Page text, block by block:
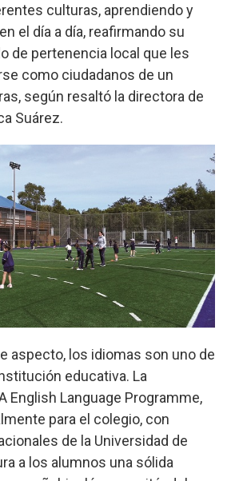
culturas, aprendiendo y
el día a día, reafirmando su
de pertenencia local que les
como ciudadanos de un
según resaltó la directora de
Suárez.
aspecto, los idiomas son uno de
educativa. La
English Language Programme,
para el colegio, con
de la Universidad de
a los alumnos una sólida